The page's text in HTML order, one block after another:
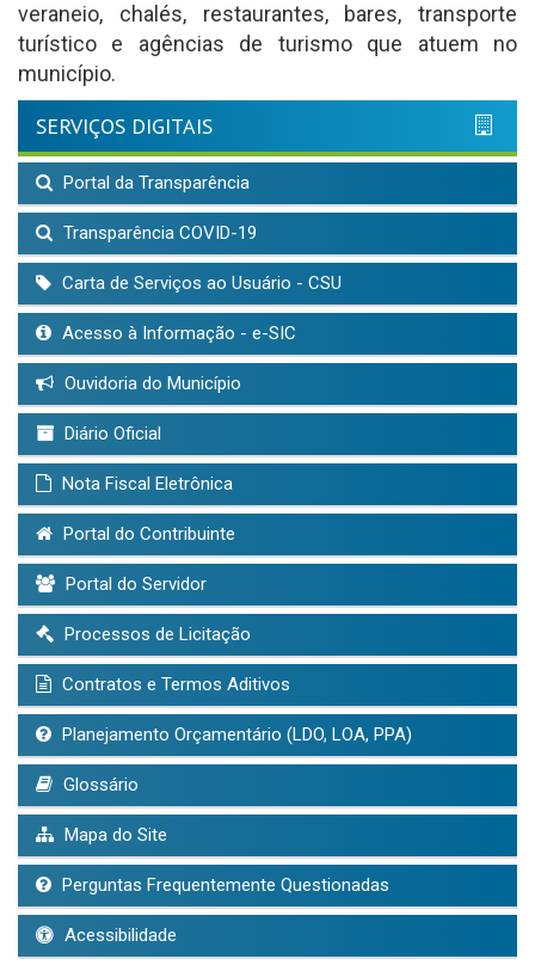
veraneio, chalés, restaurantes, bares, transporte
turístico e agências de turismo que atuem no
município.
SERVIÇOS DIGITAIS
Portal da Transparência
Transparência COVID-19
Carta de Serviços ao Usuário - CSU
Acesso à Informação - e-SIC
Ouvidoria do Município
Diário Oficial
Nota Fiscal Eletrônica
Portal do Contribuinte
Portal do Servidor
Processos de Licitação
Contratos e Termos Aditivos
Planejamento Orçamentário (LDO, LOA, PPA)
Glossário
Mapa do Site
Perguntas Frequentemente Questionadas
Acessibilidade